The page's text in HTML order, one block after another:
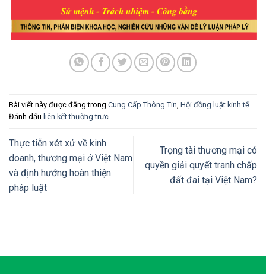
Bài viết này được đăng trong Cung Cấp Thông Tin Hội đồng luật kinh tế
Đánh dấu liên kết thường trực
Thực tiễn xét xử về kinh
doanh, thương mại ở Việt Nam
và định hướng hoàn thiện
pháp luật
Trọng tài thương mại có
quyền giải quyết tranh chấp
đất đai tại Việt Nam?